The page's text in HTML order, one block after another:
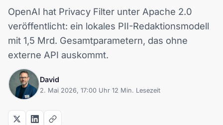
OpenAI hat Privacy Filter unter Apache 2.0
veröffentlicht: ein lokales PII-Redaktionsmodell
mit 1,5 Mrd. Gesamtparametern, das ohne
externe API auskommt.
David
2. Mai 2026, 17:00 Uhr 12 Min. Lesezeit